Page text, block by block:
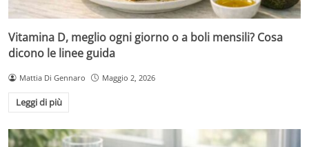
Vitamina D, meglio ogni giorno o a boli mensili? Cosa
dicono le linee guida
Mattia Di Gennaro Maggio 2, 2026
Leggi di più